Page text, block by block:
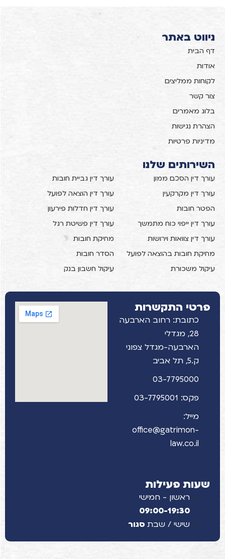
ניווט באתר
דף הבית
אודות
לקוחות ממליצים
צור קשר
בלוג מאמרים
הצהרת נגישות
מדיניות פרטיות
השירותים שלנו
עורך דין הסכם ממון
עורך דין גביית חובות
עורך דין מקרקעין
עורך דין הוצאה לפועל
הפטר חובות
עורך דין חדלות פירעון
עורך דין ייפוי כוח מתמשך
עורך דין פשיטת רגל
עורך דין צוואות וירושות
מחיקת חובות
מחיקת חובות בהוצאה לפועל
הסדר חובות
עיקול משכורת
עיקול חשבון בנק
פרטי התקשרות
כתובת: רחוב הארבעה
28, מגדלי
הארבעה-מגדל צפוני
ק.5, תל אביב
03-7795000
פקס: 03-7795001
מייל:
office@gatrimon-
law.co.il
שעות פעילות
ראשון - חמישי
09:00-19:30
שישי / שבת סגור